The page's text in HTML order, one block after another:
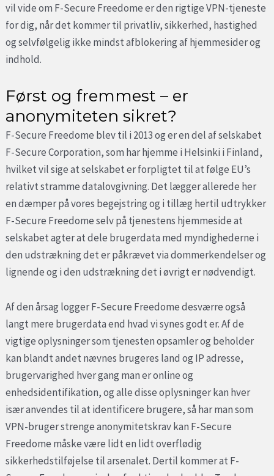
vil vide om F-Secure Freedome er den rigtige VPN-tjeneste
for dig, når det kommer til privatliv, sikkerhed, hastighed
og selvfølgelig ikke mindst afblokering af hjemmesider og
indhold.
Først og fremmest – er
anonymiteten sikret?
F-Secure Freedome blev til i 2013 og er en del af selskabet
F-Secure Corporation, som har hjemme i Helsinki i Finland,
hvilket vil sige at selskabet er forpligtet til at følge EU’s
relativt stramme datalovgivning. Det lægger allerede her
en dæmper på vores begejstring og i tillæg hertil udtrykker
F-Secure Freedome selv på tjenestens hjemmeside at
selskabet agter at dele brugerdata med myndighederne i
den udstrækning det er påkrævet via dommerkendelser og
lignende og i den udstrækning det i øvrigt er nødvendigt.
Af den årsag logger F-Secure Freedome desværre også
langt mere brugerdata end hvad vi synes godt er. Af de
vigtige oplysninger som tjenesten opsamler og beholder
kan blandt andet nævnes brugeres land og IP adresse,
brugervarighed hver gang man er online og
enhedsidentifikation, og alle disse oplysninger kan hver
især anvendes til at identificere brugere, så har man som
VPN-bruger strenge anonymitetskrav kan F-Secure
Freedome måske være lidt en lidt overflødig
sikkerhedstilføjelse til arsenalet. Dertil kommer at F-